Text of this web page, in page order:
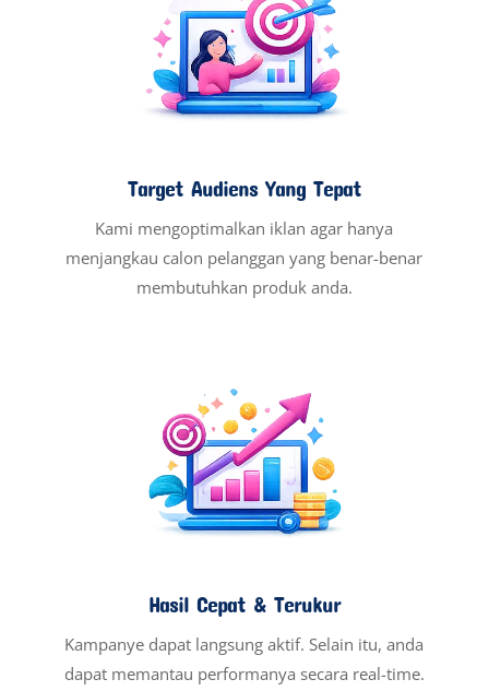
Target Audiens Yang Tepat
Kami mengoptimalkan iklan agar hanya
menjangkau calon pelanggan yang benar-benar
membutuhkan produk anda.
Hasil Cepat & Terukur
Kampanye dapat langsung aktif. Selain itu, anda
dapat memantau performanya secara real-time.